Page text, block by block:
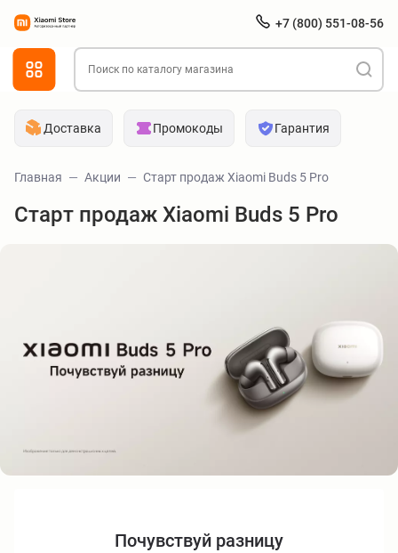
+7 (800) 551-08-56
Доставка Промокоды Гарантия
Главная Акции Старт продаж Xiaomi Buds 5 Pro
Старт продаж Xiaomi Buds 5 Pro
Почувствуй разницу